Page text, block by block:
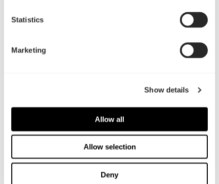
Statistics
Marketing
Show details
Allow all
Allow selection
Deny
を搭載